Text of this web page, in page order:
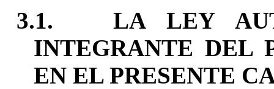
3.1.
LA LEY
INTEGRANTE DEL
EN EL PRESENTE